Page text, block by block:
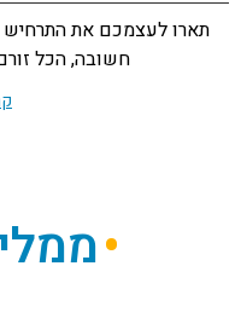
תארו לעצמכם את
חשובה, הכל